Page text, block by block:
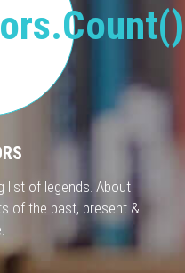
list of legends. About
of the past, present &